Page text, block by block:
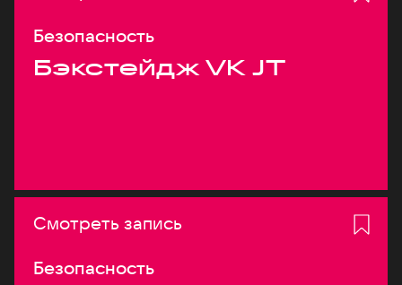
Безопасность
Бэкстейдж VK JT
Смотреть запись
Безопасность